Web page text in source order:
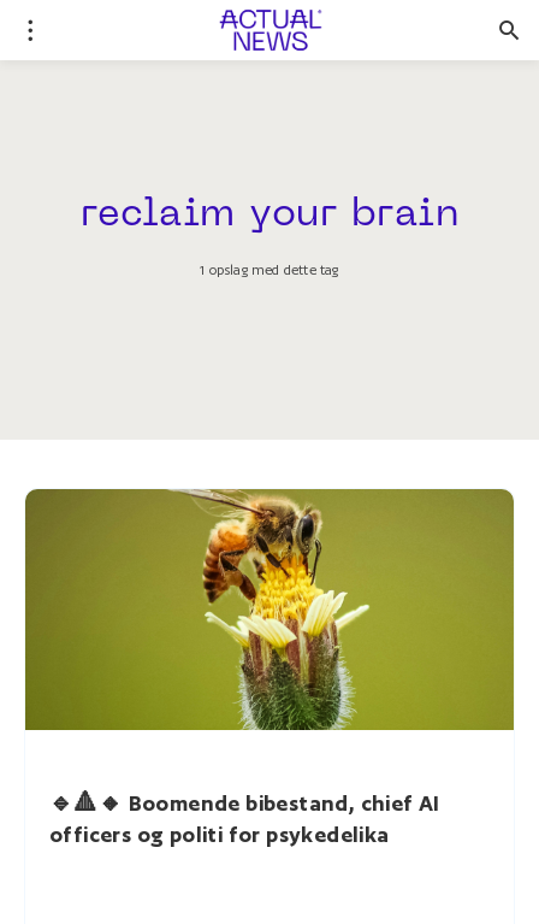
reclaim your brain
1 opslag med dette tag
🔹🔺🔸 Boomende bibestand, chief AI
officers og politi for psykedelika